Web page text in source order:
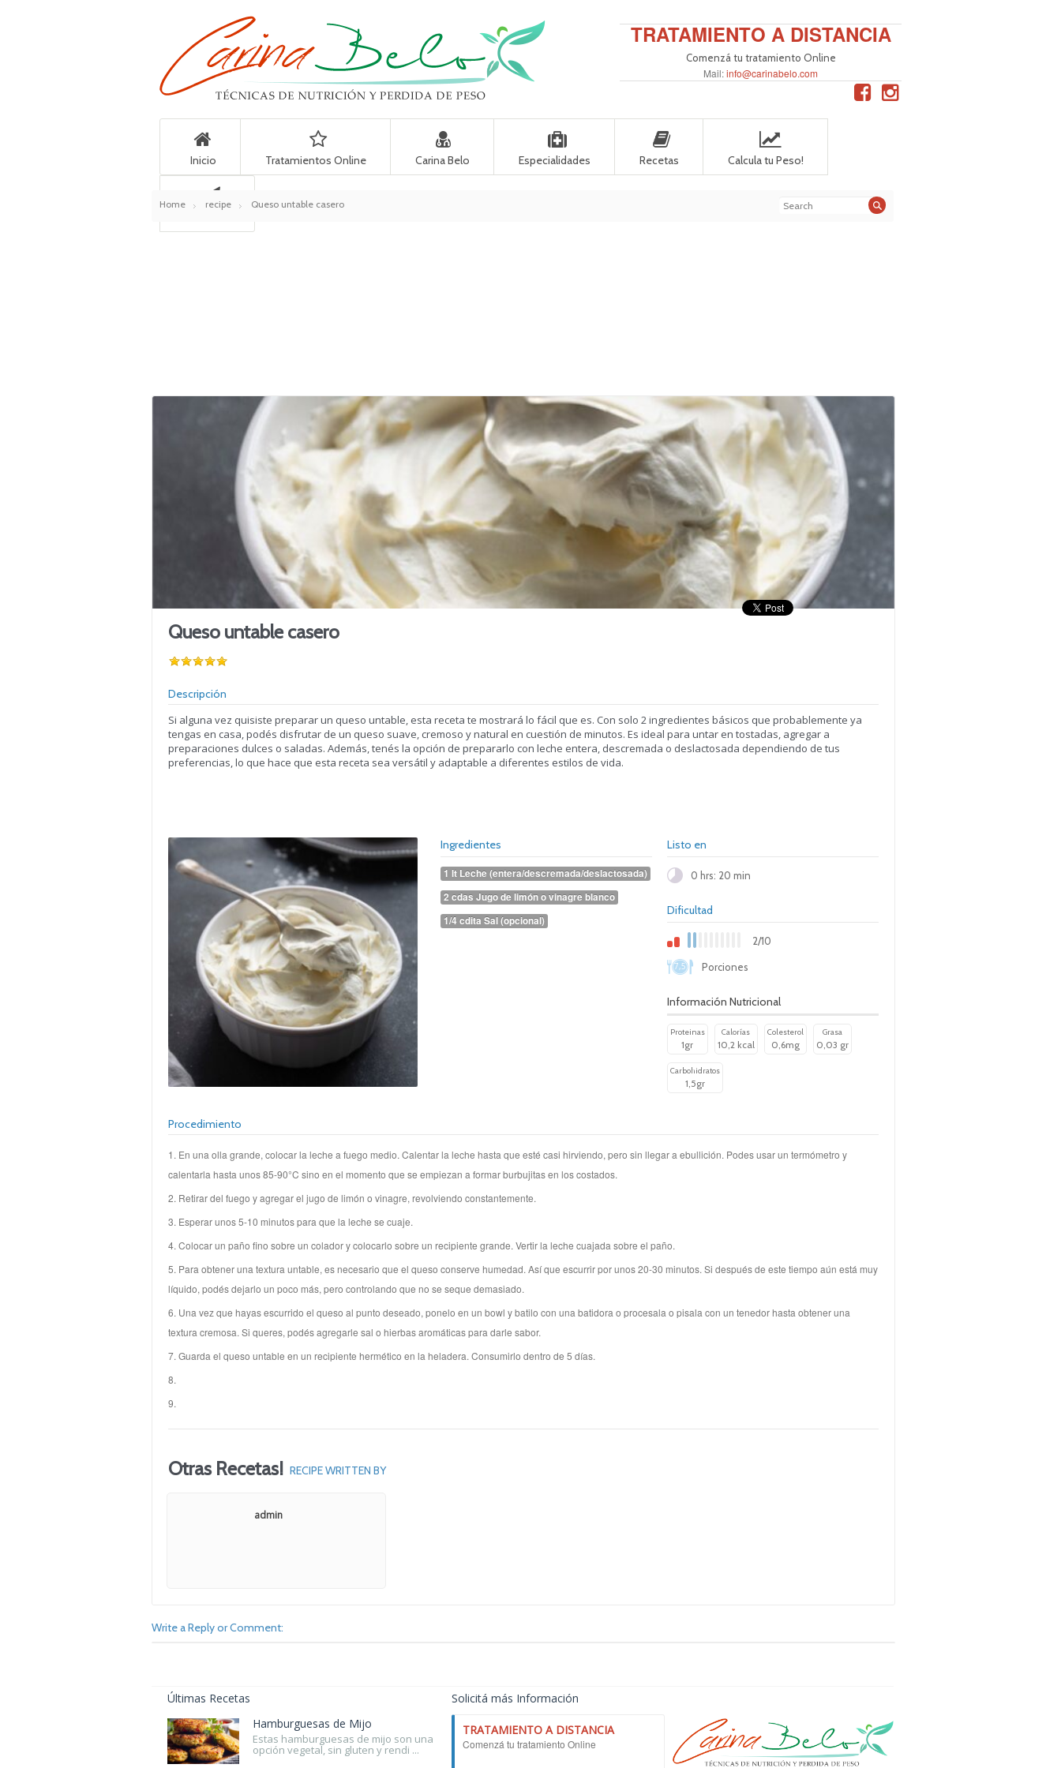
TRATAMIENTO A DISTANCIA
Comenzá tu tratamiento Online
Mail:info@carinabelo.com
Inicio Tratamientos Online Carina Belo Especialidades Recetas Calcula tu Peso!
Home recipe Queso untable casero
Queso untable casero
Descripción
Si alguna vez quisiste preparar un queso untable, esta receta te mostrará lo fácil que es. Con solo 2 ingredientes básicos que probablemente ya
tengas en casa, podés disfrutar de un queso suave, cremoso y natural en cuestión de minutos. Es ideal para untar en tostadas, agregar a
preparaciones dulces o saladas. Además, tenés la opción de prepararlo con leche entera, descremada o deslactosada dependiendo de tus
preferencias, lo que hace que esta receta sea versátil y adaptable a diferentes estilos de vida.
Ingredientes
1 lt Leche (entera/descremada/deslactosada)
2 cdas Jugo de limón o vinagre blanco
1/4 cdita Sal (opcional)
Listo en
0 hrs: 20 min
Dificultad
2/10
7,5 Porciones
Información Nutricional
Proteinas
1gr
Calorías
10,2 kcal
Colesterol
0,6mg
Grasa
0,03 gr
Carbohidratos
1,5gr
Procedimiento
1. En una olla grande, colocar la leche a fuego medio. Calentar la leche hasta que esté casi hirviendo, pero sin llegar a ebullición. Podes usar un termómetro y
calentarla hasta unos 85-90°C sino en el momento que se empiezan a formar burbujitas en los costados.
2. Retirar del fuego y agregar el jugo de limón o vinagre, revolviendo constantemente.
3. Esperar unos 5-10 minutos para que la leche se cuaje.
4. Colocar un paño fino sobre un colador y colocarlo sobre un recipiente grande. Vertir la leche cuajada sobre el paño.
5. Para obtener una textura untable, es necesario que el queso conserve humedad. Así que escurrir por unos 20-30 minutos. Si después de este tiempo aún está muy
líquido, podés dejarlo un poco más, pero controlando que no se seque demasiado.
6. Una vez que hayas escurrido el queso al punto deseado, ponelo en un bowl y batilo con una batidora o procesala o pisala con un tenedor hasta obtener una
textura cremosa. Si queres, podés agregarle sal o hierbas aromáticas para darle sabor.
7. Guarda el queso untable en un recipiente hermético en la heladera. Consumirlo dentro de 5 días.
8.
9.
Otras Recetas! RECIPE WRITTEN BY
admin
Write a Reply or Comment:
Últimas Recetas
Hamburguesas de Mijo
Estas hamburguesas de mijo son una
opción vegetal, sin gluten y rendi ...
Solicitá más Información
TRATAMIENTO A DISTANCIA
Comenzá tu tratamiento Online